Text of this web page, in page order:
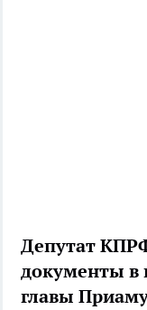
Депутат
документы в
главы